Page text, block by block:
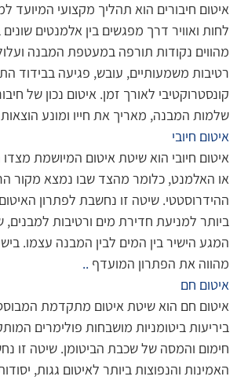
איטום חיבורים הוא תהליך מקצועי המיועד
לחות ואוויר דרך מפגשים בין אלמנטים
מהווים נקודות תורפה במעטפת המבנה
רטיבות משמעותיים, עובש, פגיעה בבידוד
קונסטרוקטיבי לאורך זמן. איטום נכון של
שלמות המבנה, מאריך את חייו ומונע
איטום חיובי
איטום חיובי הוא שיטת איטום המיושמת
או האלמנט, כלומר מהצד שבו נמצא מקור
ההידרוסטטי. שיטה זו נחשבת לפתרון
ביותר למניעת חדירת מים ורטיבות
המגע הישיר בין המים לבין המבנה עצמו.
מהווה את הפתרון המועדף ..
איטום חם
איטום חם הוא שיטת איטום מתקדמת
ביריעות ביטומניות מושבחות פולימרים
חימום והמסה של שכבת הביטומן. שיטה זו
האמינות והנפוצות ביותר לאיטום גגות,